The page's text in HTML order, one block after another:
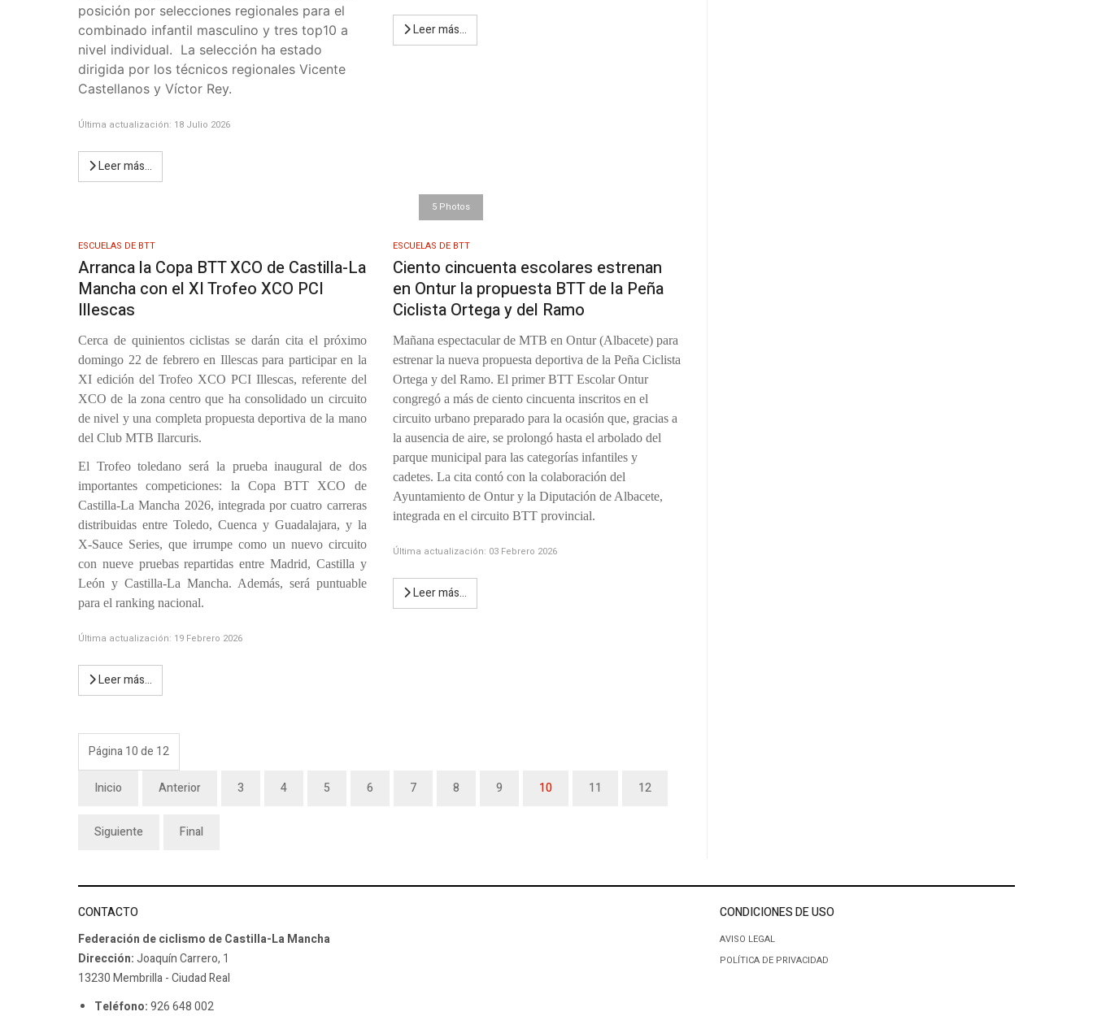
posición por selecciones regionales para el
combinado infantil masculino y tres top10 a
nivel individual. La selección ha estado
dirigida por los técnicos regionales Vicente
Castellanos y Víctor Rey.
Última actualización: 18 Julio 2026
Leer más…
Leer más…
ESCUELAS DE BTT
Arranca la Copa BTT XCO de Castilla-La
Mancha con el XI Trofeo XCO PCI
Illescas
Cerca de quinientos ciclistas se darán cita el próximo
domingo 22 de febrero en Illescas para participar en la
XI edición del Trofeo XCO PCI Illescas, referente del
XCO de la zona centro que ha consolidado un circuito
de nivel y una completa propuesta deportiva de la mano
del Club MTB Ilarcuris.
El Trofeo toledano será la prueba inaugural de dos
importantes competiciones: la Copa BTT XCO de
Castilla-La Mancha 2026, integrada por cuatro carreras
distribuidas entre Toledo, Cuenca y Guadalajara, y la
X-Sauce Series, que irrumpe como un nuevo circuito
con nueve pruebas repartidas entre Madrid, Castilla y
León y Castilla-La Mancha. Además, será puntuable
para el ranking nacional.
Última actualización: 19 Febrero 2026
Leer más…
5 Photos
ESCUELAS DE BTT
Ciento cincuenta escolares estrenan
en Ontur la propuesta BTT de la Peña
Ciclista Ortega y del Ramo
Mañana espectacular de MTB en Ontur (Albacete) para
estrenar la nueva propuesta deportiva de la Peña Ciclista
Ortega y del Ramo. El primer BTT Escolar Ontur
congregó a más de ciento cincuenta inscritos en el
circuito urbano preparado para la ocasión que, gracias a
la ausencia de aire, se prolongó hasta el arbolado del
parque municipal para las categorías infantiles y
cadetes. La cita contó con la colaboración del
Ayuntamiento de Ontur y la Diputación de Albacete,
integrada en el circuito BTT provincial.
Última actualización: 03 Febrero 2026
Leer más…
Página 10 de 12
Inicio Anterior 3 4 5 6 7 8 9 10 11 12
Siguiente Final
CONTACTO
Federación de ciclismo de Castilla-La Mancha
Dirección:Joaquín Carrero, 1
13230 Membrilla - Ciudad Real
Teléfono:926 648 002
CONDICIONES DE USO
AVISO LEGAL
POLÍTICA DE PRIVACIDAD